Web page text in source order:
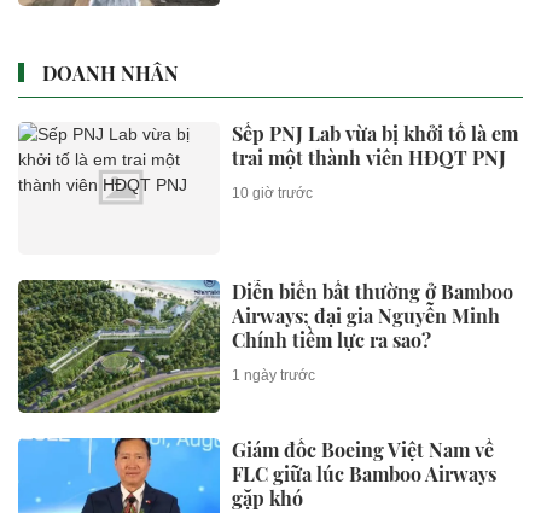
DOANH NHÂN
Sếp PNJ Lab vừa bị khởi tố là em
trai một thành viên HĐQT PNJ
10 giờ trước
Diễn biến bất thường ở Bamboo
Airways; đại gia Nguyễn Minh
Chính tiềm lực ra sao?
1 ngày trước
Giám đốc Boeing Việt Nam về
FLC giữa lúc Bamboo Airways
gặp khó